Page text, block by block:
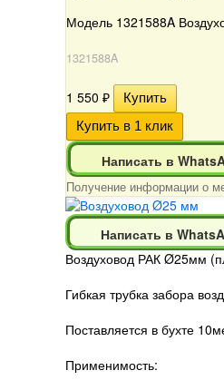
Модель 1321588A
1321588A
1 550 ₽
Написать в
Получение информации о
Написать в
Воздуховод РАК Ø25мм
Гибкая трубка забора
Поставляется в бухте
Применимость: